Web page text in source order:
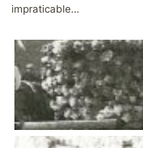
impraticable…